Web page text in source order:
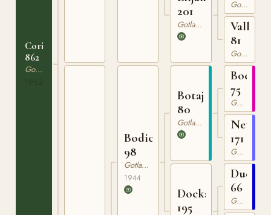
Corina
862
Gotlandsruss
Bodick
98
Gotlandsruss
1944
201
Gotlandsruss
Botajr
80
Gotlandsruss
Docka
195
Gotlandsruss
Vally
81
Gotlandsruss
Bocack
75
Gotlandsruss
Netta
171
Gotlandsruss
Ducke
66
Gotlandsruss